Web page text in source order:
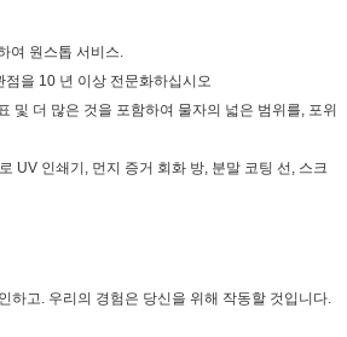
여 원스톱 서비스.
을 10 년 이상 전문화하십시오
및 더 많은 것을 포함하여 물자의 넓은 범위를, 포위
UV 인쇄기, 먼지 증거 회화 방, 분말 코팅 선, 스크
하고. 우리의 경험은 당신을 위해 작동할 것입니다.